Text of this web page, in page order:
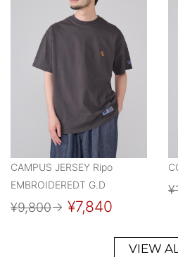
CAMPUS JERSEY Ripo
EMBROIDEREDT G.D
¥9,800→ ¥7,840
VIEW